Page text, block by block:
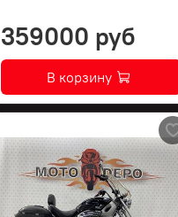
359000 руб
В корзину